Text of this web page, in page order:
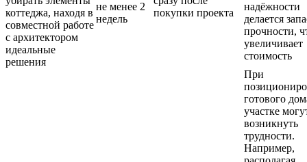
коттеджа, находя в
совместной работе
с архитектором
идеальные
решения
не менее 2
недель
покупки проекта
надёжности
делается
прочности,
увеличивает
стоимость
При
готового
участке
возникнуть
трудности.
Например,